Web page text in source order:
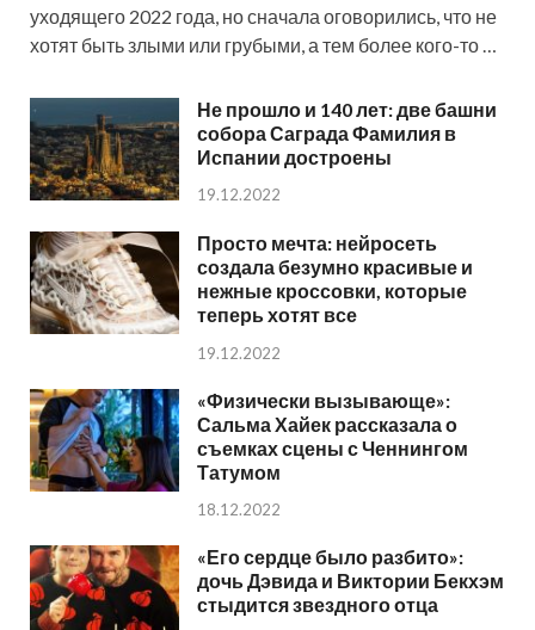
уходящего 2022 года, но сначала оговорились, что не
хотят быть злыми или грубыми, а тем более кого-то …
Не прошло и 140 лет: две башни
собора Саграда Фамилия в
Испании достроены
19.12.2022
Просто мечта: нейросеть
создала безумно красивые и
нежные кроссовки, которые
теперь хотят все
19.12.2022
«Физически вызывающе»:
Сальма Хайек рассказала о
съемках сцены с Ченнингом
Татумом
18.12.2022
«Его сердце было разбито»:
дочь Дэвида и Виктории Бекхэм
стыдится звездного отца